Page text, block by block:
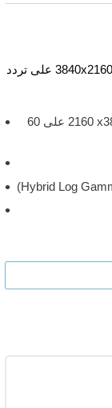
دقّة 4K UHD تصل إلى 3840x2160 على تردد
لغاية 4K UHD‏ بدقة 3840‏x ‏2160 على 60